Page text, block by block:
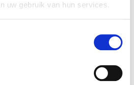
uw gebruik van hun services.